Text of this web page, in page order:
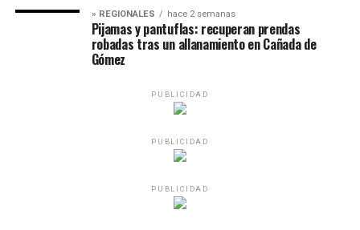
» REGIONALES hace 2 semanas
Pijamas y pantuflas: recuperan prendas
robadas tras un allanamiento en Cañada de
Gómez
PUBLICIDAD
PUBLICIDAD
PUBLICIDAD